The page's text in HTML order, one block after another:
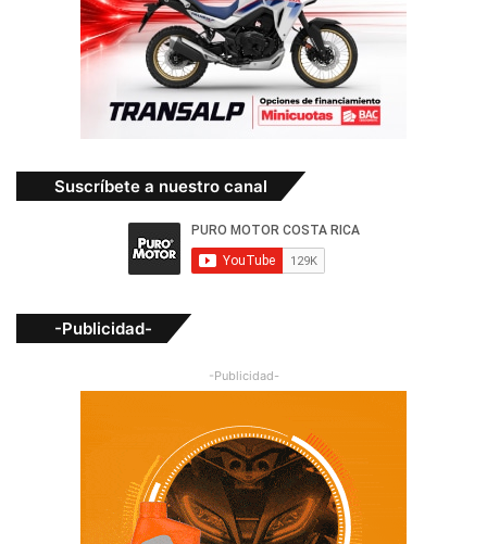
Suscríbete a nuestro canal
-Publicidad-
-Publicidad-